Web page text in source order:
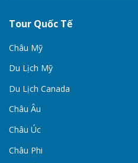
Tour Quốc Tế
Châu Mỹ
Du Lịch Mỹ
Du Lịch Canada
Châu Âu
Châu Úc
Châu Phi